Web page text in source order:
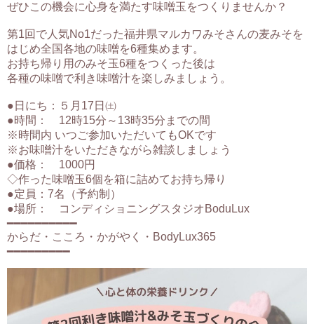
ぜひこの機会に心身を満たす味噌玉をつくりませんか？
第1回で人気No1だった福井県マルカワみそさんの麦みそを
はじめ全国各地の味噌を6種集めます。
お持ち帰り用のみそ玉6種をつくった後は
各種の味噌で利き味噌汁を楽しみましょう。
●日にち：５月17日㈯
●時間： 12時15分～13時35分までの間
※時間内 いつご参加いただいてもOKです
※お味噌汁をいただきながら雑談しましょう
●価格： 1000円
◇作った味噌玉6個を箱に詰めてお持ち帰り
●定員：7名（予約制）
●場所： コンディショニングスタジオBoduLux
━━━━━━━━━━
からだ・こころ・かがやく・BodyLux365
━━━━━━━━━